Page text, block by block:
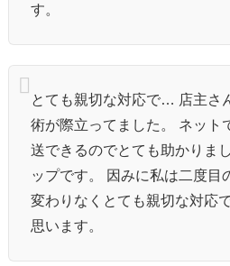
す。
とても親切な対応で… 店主さ
術が際立ってました。 ネット
送できるのでとても助かりま
ップです。 因みに私は二度
変わりなくとても親切な対応
思います。